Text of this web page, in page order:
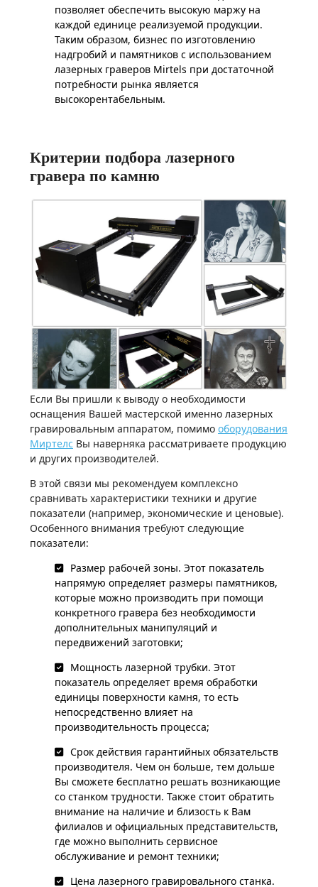
позволяет обеспечить высокую маржу на
каждой единице реализуемой продукции.
Таким образом, бизнес по изготовлению
надгробий и памятников с использованием
лазерных граверов Mirtels при достаточной
потребности рынка является
высокорентабельным.
Критерии подбора лазерного
гравера по камню
Если Вы пришли к выводу о необходимости
оснащения Вашей мастерской именно лазерных
гравировальным аппаратом, помимо оборудования
Миртелс Вы наверняка рассматриваете продукцию
и других производителей.
В этой связи мы рекомендуем комплексно
сравнивать характеристики техники и другие
показатели (например, экономические и ценовые).
Особенного внимания требуют следующие
показатели:
Размер рабочей зоны. Этот показатель
напрямую определяет размеры памятников,
которые можно производить при помощи
конкретного гравера без необходимости
дополнительных манипуляций и
передвижений заготовки;
Мощность лазерной трубки. Этот
показатель определяет время обработки
единицы поверхности камня, то есть
непосредственно влияет на
производительность процесса;
Срок действия гарантийных обязательств
производителя. Чем он больше, тем дольше
Вы сможете бесплатно решать возникающие
со станком трудности. Также стоит обратить
внимание на наличие и близость к Вам
филиалов и официальных представительств,
где можно выполнить сервисное
обслуживание и ремонт техники;
Цена лазерного гравировального станка.